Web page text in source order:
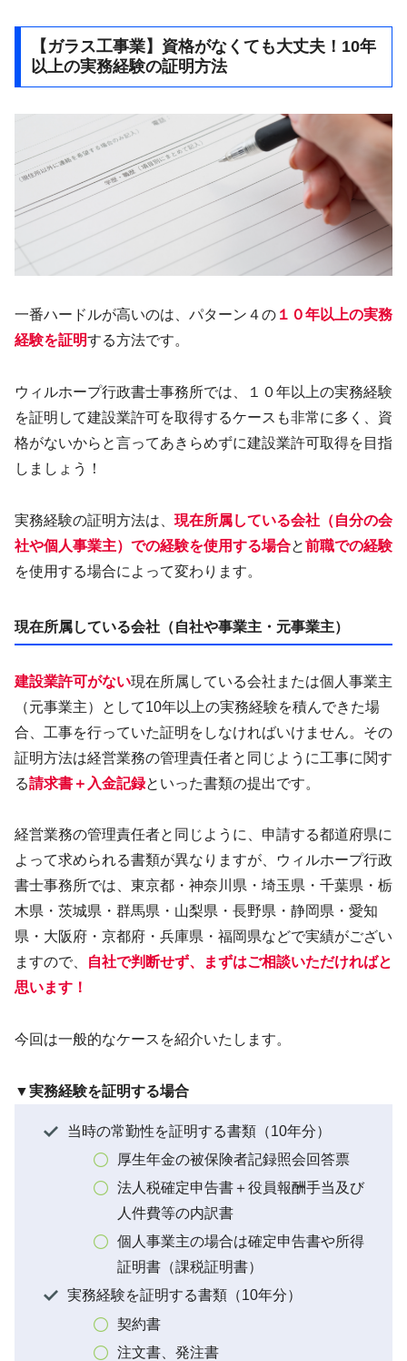
【ガラス工事業】資格がなくても大丈夫！10年
以上の実務経験の証明方法
一番ハードルが高いのは、パターン４の １０年以上の実務
経験を証明する方法です。
ウィルホープ行政書士事務所では、１０年以上の実務経験
を証明して建設業許可を取得するケースも非常に多く、資
格がないからと言ってあきらめずに建設業許可取得を目指
しましょう！
実務経験の証明方法は、 現在所属している会社（自分の会
社や個人事業主）での経験を使用する場合と前職での経験
を使用する場合によって変わります。
現在所属している会社（自社や事業主・元事業主）
建設業許可がない現在所属している会社または個人事業主
（元事業主）として10年以上の実務経験を積んできた場
合、工事を行っていた証明をしなければいけません。その
証明方法は経営業務の管理責任者と同じように工事に関す
る請求書＋入金記録といった書類の提出です。
経営業務の管理責任者と同じように、申請する都道府県に
よって求められる書類が異なりますが、ウィルホープ行政
書士事務所では、東京都・神奈川県・埼玉県・千葉県・栃
木県・茨城県・群馬県・山梨県・長野県・静岡県・愛知
県・大阪府・京都府・兵庫県・福岡県などで実績がござい
ますので、
自社で判断せず、まずはご相談いただければと
思います！
今回は一般的なケースを紹介いたします。
▼実務経験を証明する場合
当時の常勤性を証明する書類（10年分）
厚生年金の被保険者記録照会回答票
法人税確定申告書＋役員報酬手当及び
人件費等の内訳書
個人事業主の場合は確定申告書や所得
証明書（課税証明書）
実務経験を証明する書類（10年分）
契約書
注文書、発注書